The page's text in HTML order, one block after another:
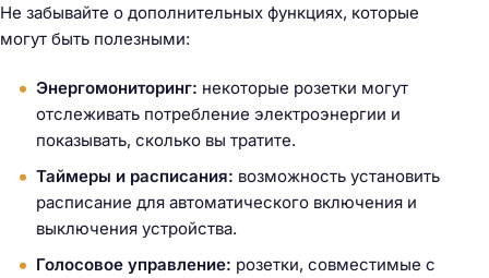
Не забывайте о дополнительных функциях, которые
могут быть полезными:
Энергомониторинг: некоторые розетки могут
отслеживать потребление электроэнергии и
показывать, сколько вы тратите.
Таймеры и расписания: возможность установить
расписание для автоматического включения и
выключения устройства.
Голосовое управление: розетки, совместимые с